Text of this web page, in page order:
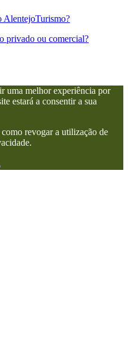
AlentejoTurismo?
privado ou comercial?
uma melhor experiência por
estará a consentir a sua
revogar a utilização de